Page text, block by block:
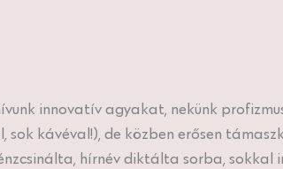
innovatív agyakat, nekünk
kávéval!), de közben erősen
hírnév diktálta sorba, sokkal